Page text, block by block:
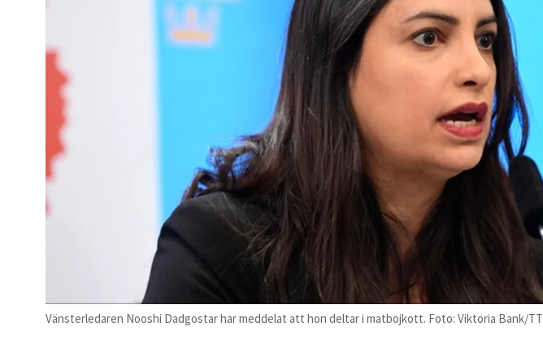
Vänsterledaren Nooshi Dadgostar har meddelat att hon deltar i matbojkott. Foto: Viktoria Bank/TT